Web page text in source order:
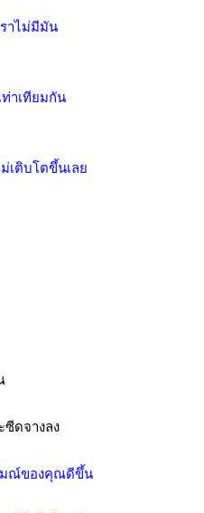
าไม่มีมัน
าเทียมกัน
เติบโตขึ้นเลย
ซีดจางลง
มณ์ของคุณดีขึ้น